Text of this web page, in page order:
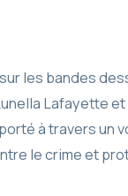
les bandes
Lafayette et
à travers un
le crime et